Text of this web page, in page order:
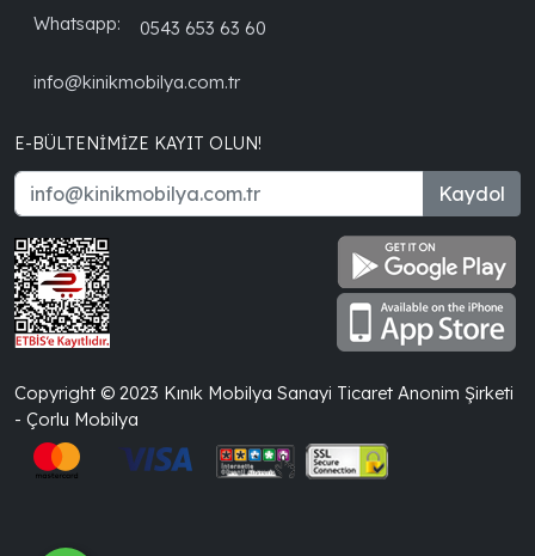
Whatsapp: 0543 653 63 60
info@kinikmobilya.com.tr
E-BÜLTENIMIZE KAYIT OLUN!
Kaydol
Copyright © 2023 Kınık Mobilya Sanayi Ticaret Anonim Şirketi
- Çorlu Mobilya